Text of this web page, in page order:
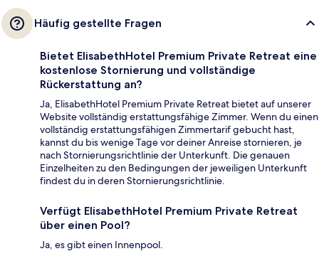
Häufig gestellte Fragen
Bietet ElisabethHotel Premium Private Retreat eine
kostenlose Stornierung und vollständige
Rückerstattung an?
Ja, ElisabethHotel Premium Private Retreat bietet auf unserer
Website vollständig erstattungsfähige Zimmer. Wenn du einen
vollständig erstattungsfähigen Zimmertarif gebucht hast,
kannst du bis wenige Tage vor deiner Anreise stornieren, je
nach Stornierungsrichtlinie der Unterkunft. Die genauen
Einzelheiten zu den Bedingungen der jeweiligen Unterkunft
findest du in deren Stornierungsrichtlinie.
Verfügt ElisabethHotel Premium Private Retreat
über einen Pool?
Ja, es gibt einen Innenpool.